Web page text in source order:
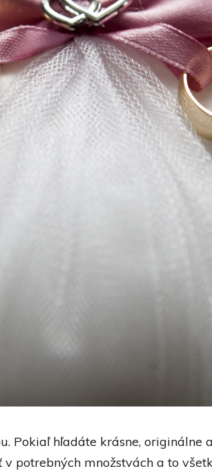
Pokiaľ hľadáte krásne,
potrebných množstvách a to